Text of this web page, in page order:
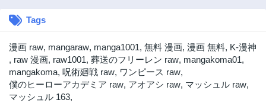
第70話
第68話
2年前
第67話
2年前
第66話
2年前
第65話
Tags
漫画 raw, mangaraw, manga1001, 無料 漫画, 漫画 無料, K-漫神
, raw 漫画, raw1001, 葬送のフリーレン raw, mangakoma01,
mangakoma, 呪術廻戦 raw, ワンピース raw,
僕のヒーローアカデミア raw, アオアシ raw, マッシュル raw,
マッシュル 163,